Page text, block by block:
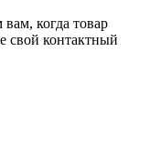
когда товар
свой контактный